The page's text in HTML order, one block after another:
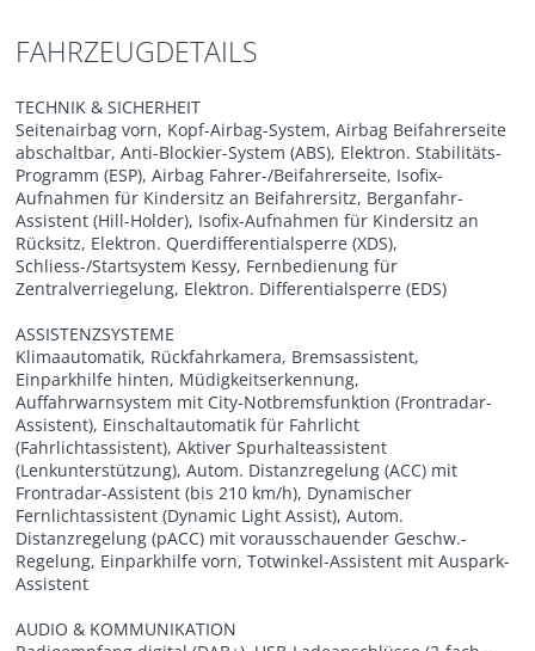
FAHRZEUGDETAILS
TECHNIK & SICHERHEIT
Seitenairbag vorn, Kopf-Airbag-System, Airbag Beifahrerseite
abschaltbar, Anti-Blockier-System (ABS), Elektron. Stabilitäts-
Programm (ESP), Airbag Fahrer-/Beifahrerseite, Isofix-
Aufnahmen für Kindersitz an Beifahrersitz, Berganfahr-
Assistent (Hill-Holder), Isofix-Aufnahmen für Kindersitz an
Rücksitz, Elektron. Querdifferentialsperre (XDS),
Schliess-/Startsystem Kessy, Fernbedienung für
Zentralverriegelung, Elektron. Differentialsperre (EDS)
ASSISTENZSYSTEME
Klimaautomatik, Rückfahrkamera, Bremsassistent,
Einparkhilfe hinten, Müdigkeitserkennung,
Auffahrwarnsystem mit City-Notbremsfunktion (Frontradar-
Assistent), Einschaltautomatik für Fahrlicht
(Fahrlichtassistent), Aktiver Spurhalteassistent
(Lenkunterstützung), Autom. Distanzregelung (ACC) mit
Frontradar-Assistent (bis 210 km/h), Dynamischer
Fernlichtassistent (Dynamic Light Assist), Autom.
Distanzregelung (pACC) mit vorausschauender Geschw.-
Regelung, Einparkhilfe vorn, Totwinkel-Assistent mit Auspark-
Assistent
AUDIO & KOMMUNIKATION